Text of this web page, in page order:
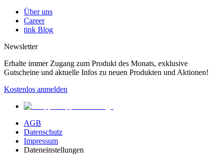
Über uns
Career
tink Blog
Newsletter
Erhalte immer Zugang zum Produkt des Monats, exklusive
Gutscheine und aktuelle Infos zu neuen Produkten und Aktionen!
Kostenlos anmelden
AGB
Datenschutz
Impressum
Dateneinstellungen